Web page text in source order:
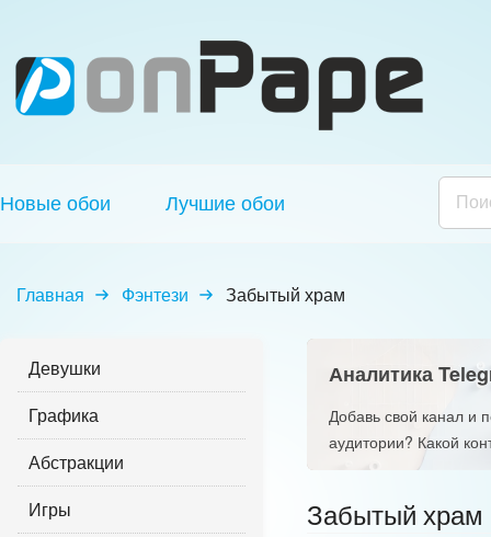
Новые обои Лучшие обои
Главная Фэнтези Забытый храм
Девушки
Графика
Абстракции
Игры
Аналитика
Добавь свой канал и
аудитории? Какой
Забытый храм